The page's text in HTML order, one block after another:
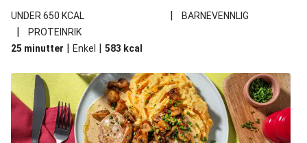
UNDER 650 KCAL
| BARNEVENNLIG
|
PROTEINRIK
25 minutter | Enkel | 583 kcal